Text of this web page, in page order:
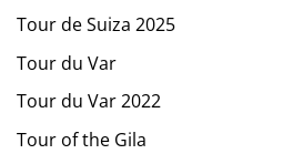
Tour de Suiza 2025
Tour du Var
Tour du Var 2022
Tour of the Gila